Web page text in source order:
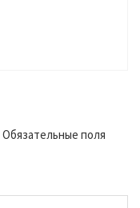
Обязательные поля